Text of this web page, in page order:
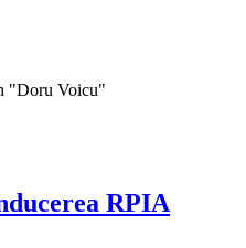
"Doru Voicu"
RPIA